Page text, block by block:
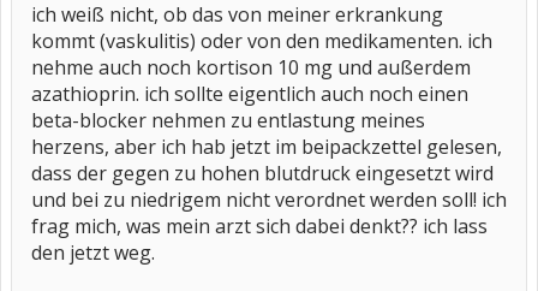
ich weiß nicht, ob das von meiner erkrankung
kommt (vaskulitis) oder von den medikamenten. ich
nehme auch noch kortison 10 mg und außerdem
azathioprin. ich sollte eigentlich auch noch einen
beta-blocker nehmen zu entlastung meines
herzens, aber ich hab jetzt im beipackzettel gelesen,
dass der gegen zu hohen blutdruck eingesetzt wird
und bei zu niedrigem nicht verordnet werden soll! ich
frag mich, was mein arzt sich dabei denkt?? ich lass
den jetzt weg.